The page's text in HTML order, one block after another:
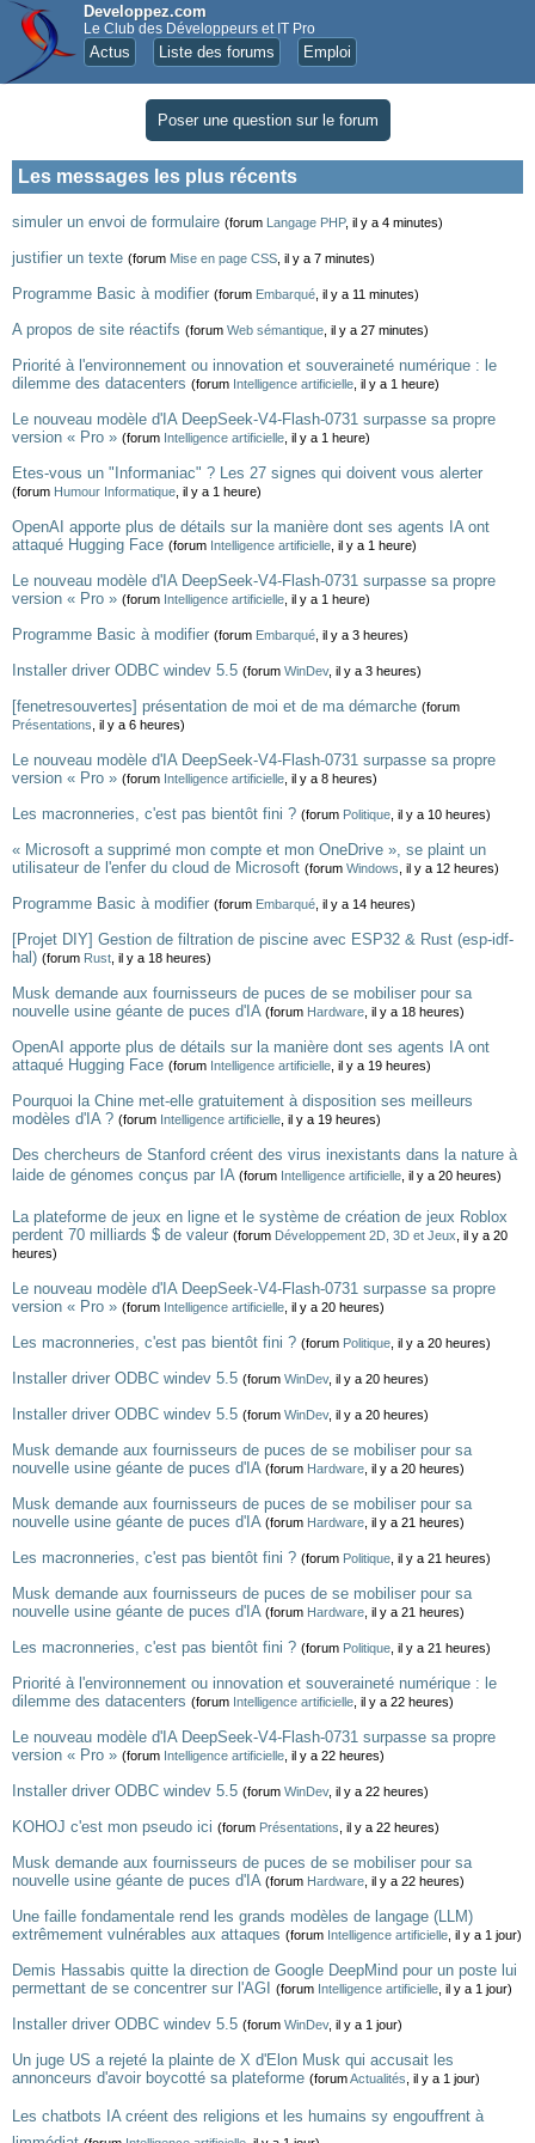
Developpez.com
Le Club des Développeurs et IT Pro
Actus Liste des forums Emploi
Poser une question sur le forum
Les messages les plus récents
simuler un envoi de formulaire (forum Langage PHP, il y a 4 minutes)
justifier un texte (forum Mise en page CSS , il y a 7 minutes)
Programme Basic à modifier (forum Embarqué , il y a 11 minutes)
A propos de site réactifs (forum Web sémantique , il y a 27 minutes)
Priorité à l'environnement ou innovation et souveraineté numérique : le
dilemme des datacenters (forum Intelligence artificielle , il y a 1 heure)
Le nouveau modèle d'IA DeepSeek-V4-Flash-0731 surpasse sa propre
version « Pro » (forum Intelligence artificielle , il y a 1 heure)
Etes-vous un "Informaniac" ? Les 27 signes qui doivent vous alerter
(forum Humour Informatique , il y a 1 heure)
OpenAI apporte plus de détails sur la manière dont ses agents IA ont
attaqué Hugging Face (forum Intelligence artificielle , il y a 1 heure)
Le nouveau modèle d'IA DeepSeek-V4-Flash-0731 surpasse sa propre
version « Pro » (forum Intelligence artificielle , il y a 1 heure)
Programme Basic à modifier (forum Embarqué , il y a 3 heures)
Installer driver ODBC windev 5.5 (forum WinDev, il y a 3 heures)
[fenetresouvertes] présentation de moi et de ma démarche (forum
Présentations , il y a 6 heures)
Le nouveau modèle d'IA DeepSeek-V4-Flash-0731 surpasse sa propre
version « Pro » (forum Intelligence artificielle , il y a 8 heures)
Les macronneries, c'est pas bientôt fini ? (forum Politique , il y a 10 heures)
« Microsoft a supprimé mon compte et mon OneDrive », se plaint un
utilisateur de l'enfer du cloud de Microsoft (forum Windows , il y a 12 heures)
Programme Basic à modifier (forum Embarqué , il y a 14 heures)
[Projet DIY] Gestion de filtration de piscine avec ESP32 & Rust (esp-idf-
hal) (forum Rust , il y a 18 heures)
Musk demande aux fournisseurs de puces de se mobiliser pour sa
nouvelle usine géante de puces d'IA (forum Hardware , il y a 18 heures)
OpenAI apporte plus de détails sur la manière dont ses agents IA ont
attaqué Hugging Face (forum Intelligence artificielle , il y a 19 heures)
Pourquoi la Chine met-elle gratuitement à disposition ses meilleurs
modèles d'IA ? (forum Intelligence artificielle , il y a 19 heures)
Des chercheurs de Stanford créent des virus inexistants dans la nature à
laide de génomes conçus par IA (forum Intelligence artificielle , il y a 20 heures)
La plateforme de jeux en ligne et le système de création de jeux Roblox
perdent 70 milliards $ de valeur (forum Développement 2D, 3D et Jeux , il y a 20
heures)
Le nouveau modèle d'IA DeepSeek-V4-Flash-0731 surpasse sa propre
version « Pro » (forum Intelligence artificielle , il y a 20 heures)
Les macronneries, c'est pas bientôt fini ? (forum Politique , il y a 20 heures)
Installer driver ODBC windev 5.5 (forum WinDev, il y a 20 heures)
Installer driver ODBC windev 5.5 (forum WinDev, il y a 20 heures)
Musk demande aux fournisseurs de puces de se mobiliser pour sa
nouvelle usine géante de puces d'IA (forum Hardware , il y a 20 heures)
Musk demande aux fournisseurs de puces de se mobiliser pour sa
nouvelle usine géante de puces d'IA (forum Hardware , il y a 21 heures)
Les macronneries, c'est pas bientôt fini ? (forum Politique , il y a 21 heures)
Musk demande aux fournisseurs de puces de se mobiliser pour sa
nouvelle usine géante de puces d'IA (forum Hardware , il y a 21 heures)
Les macronneries, c'est pas bientôt fini ? (forum Politique , il y a 21 heures)
Priorité à l'environnement ou innovation et souveraineté numérique : le
dilemme des datacenters (forum Intelligence artificielle , il y a 22 heures)
Le nouveau modèle d'IA DeepSeek-V4-Flash-0731 surpasse sa propre
version « Pro » (forum Intelligence artificielle , il y a 22 heures)
Installer driver ODBC windev 5.5 (forum WinDev, il y a 22 heures)
KOHOJ c'est mon pseudo ici (forum Présentations , il y a 22 heures)
Musk demande aux fournisseurs de puces de se mobiliser pour sa
nouvelle usine géante de puces d'IA (forum Hardware , il y a 22 heures)
Une faille fondamentale rend les grands modèles de langage (LLM)
extrêmement vulnérables aux attaques (forum Intelligence artificielle , il y a 1 jour)
Demis Hassabis quitte la direction de Google DeepMind pour un poste lui
permettant de se concentrer sur l'AGI
(forum Intelligence artificielle , il y a 1 jour)
Installer driver ODBC windev 5.5 (forum WinDev, il y a 1 jour)
Un juge US a rejeté la plainte de X d'Elon Musk qui accusait les
annonceurs d'avoir boycotté sa plateforme (forumActualités , il y a 1 jour)
Les chatbots IA créent des religions et les humains sy engouffrent à